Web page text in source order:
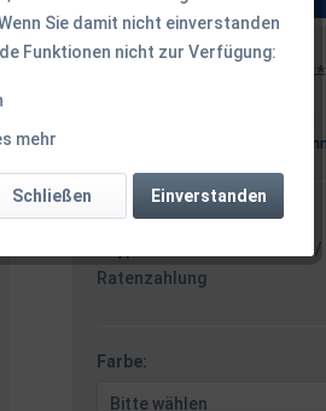
9,50 € * 9,99 € *
Zahlungsarten
Paypal / VISA / Mastercard
Ratenzahlung
Farbe:
Sie damit nicht einverstanden
Funktionen nicht zur Verfügung:
mehr
Einverstanden
Schließen